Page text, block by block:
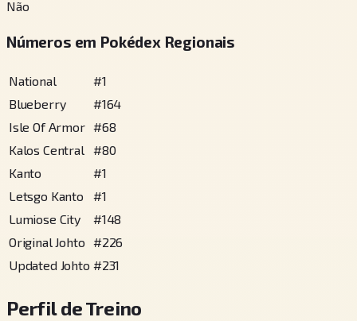
Não
Números em Pokédex Regionais
National #1
Blueberry
#164
Isle Of Armor #68
Kalos Central #80
Kanto
#1
Letsgo Kanto
#1
Lumiose City
#148
Original Johto #226
Updated Johto #231
Perfil de Treino